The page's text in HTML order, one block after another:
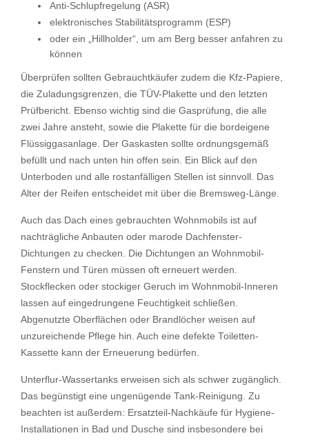
Anti-Schlupfregelung (ASR)
elektronisches Stabilitätsprogramm (ESP)
oder ein „Hillholder“, um am Berg besser anfahren zu
können
Überprüfen sollten Gebrauchtkäufer zudem die Kfz-Papiere,
die Zuladungsgrenzen, die TÜV-Plakette und den letzten
Prüfbericht. Ebenso wichtig sind die Gasprüfung, die alle
zwei Jahre ansteht, sowie die Plakette für die bordeigene
Flüssiggasanlage. Der Gaskasten sollte ordnungsgemäß
befüllt und nach unten hin offen sein. Ein Blick auf den
Unterboden und alle rostanfälligen Stellen ist sinnvoll. Das
Alter der Reifen entscheidet mit über die Bremsweg-Länge.
Auch das Dach eines gebrauchten Wohnmobils ist auf
nachträgliche Anbauten oder marode Dachfenster-
Dichtungen zu checken. Die Dichtungen an Wohnmobil-
Fenstern und Türen müssen oft erneuert werden.
Stockflecken oder stockiger Geruch im Wohnmobil-Inneren
lassen auf eingedrungene Feuchtigkeit schließen.
Abgenutzte Oberflächen oder Brandlöcher weisen auf
unzureichende Pflege hin. Auch eine defekte Toiletten-
Kassette kann der Erneuerung bedürfen.
Unterflur-Wassertanks erweisen sich als schwer zugänglich.
Das begünstigt eine ungenügende Tank-Reinigung. Zu
beachten ist außerdem: Ersatzteil-Nachkäufe für Hygiene-
Installationen in Bad und Dusche sind insbesondere bei